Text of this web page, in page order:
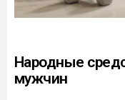
Народные
мужчин